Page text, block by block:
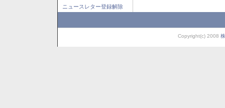
ニュースレター登録解除
Copyright(c) 2008